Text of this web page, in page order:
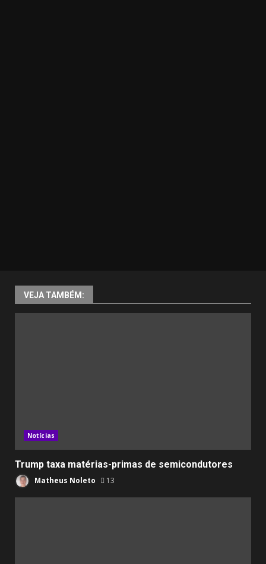
VEJA TAMBÉM:
Notícias
Trump taxa matérias-primas de semicondutores
Matheus Noleto 13